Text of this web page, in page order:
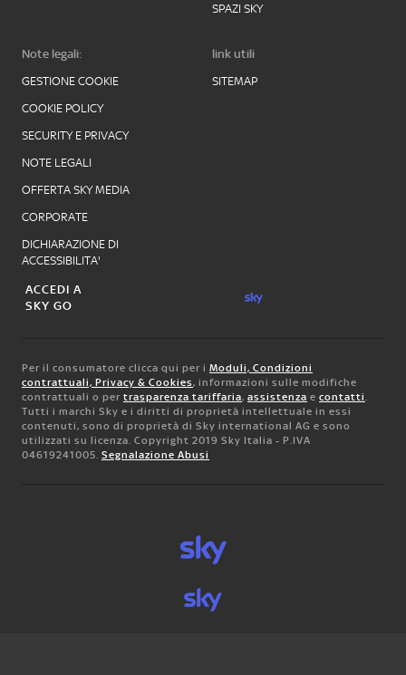
SPAZI SKY
Note legali:
GESTIONE COOKIE
COOKIE POLICY
SECURITY E PRIVACY
NOTE LEGALI
OFFERTA SKY MEDIA
CORPORATE
DICHIARAZIONE DI
ACCESSIBILITA'
link utili
SITEMAP
ACCEDI A
SKY GO
Per il consumatore clicca qui per i Moduli, Condizioni
contrattuali, Privacy & Cookies, informazioni sulle modifiche
contrattuali o per trasparenza tariffaria, assistenza e contatti.
Tutti i marchi Sky e i diritti di proprietà intellettuale in essi
contenuti, sono di proprietà di Sky international AG e sono
utilizzati su licenza. Copyright 2019 Sky Italia - P.IVA
04619241005. Segnalazione Abusi